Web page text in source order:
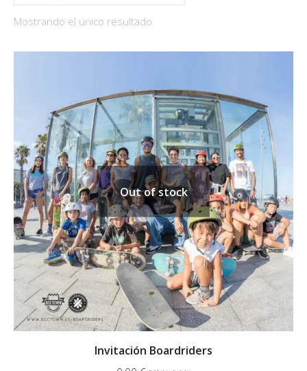
Mostrando el único resultado
Out of stock
Invitación Boardriders